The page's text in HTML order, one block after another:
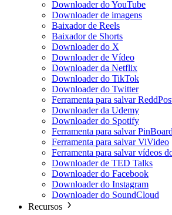
Downloader do YouTube
Downloader de imagens
Baixador de Reels
Baixador de Shorts
Downloader do X
Downloader de Vídeo
Downloader da Netflix
Downloader do TikTok
Downloader do Twitter
Ferramenta para salvar
Downloader da Udemy
Downloader do Spotify
Ferramenta para salvar PinBoard
Ferramenta para salvar ViVideo
Ferramenta para salvar vídeos
Downloader de TED Talks
Downloader do Facebook
Downloader do Instagram
Downloader do SoundCloud
Recursos